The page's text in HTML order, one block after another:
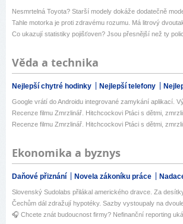
Nesmrtelná Toyota? Starší modely dokáže dodatečně
Tahle motorka je proti zdravému rozumu. Má litrový
Co ukazují statistiky pojišťoven? Jsou přesnější než ty
Věda a technika
Nejlepší chytré hodinky Nejlepší telefony
Google vrátí do Androidu integrované zamykání aplikací.
Recenze filmu Zmrzlinář. Hitchcockovi Ptáci s dětmi,
Recenze filmu Zmrzlinář. Hitchcockovi Ptáci s dětmi,
Ekonomika a byznys
Daňové přiznání Novela zákoníku práce
Slovenský Sudolabs přilákal amerického dravce. Za desítky
Čechům dál zdražují hypotéky. Sazby vystoupaly na
🎧 Chcete znát budoucnost firmy? Nefinanční reporting